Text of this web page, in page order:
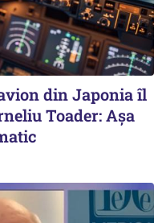
din Japonia îl
Toader: Așa